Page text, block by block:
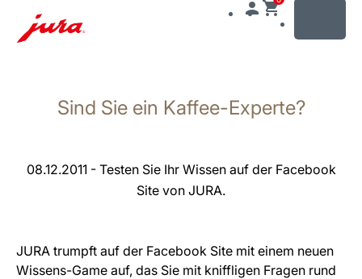
wechseln
Sind Sie ein Kaffee-Experte?
08.12.2011 - Testen Sie Ihr Wissen auf der Facebook
Site von JURA.
JURA trumpft auf der Facebook Site mit einem neuen
Wissens-Game auf, das Sie mit kniffligen Fragen rund